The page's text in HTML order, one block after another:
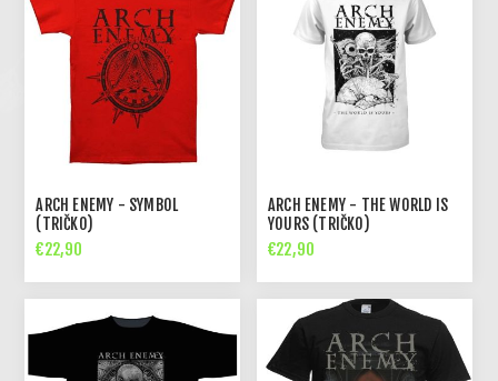
ARCH ENEMY - SYMBOL
(TRIČKO)
€22,90
ARCH ENEMY - THE WORLD IS
YOURS (TRIČKO)
€22,90